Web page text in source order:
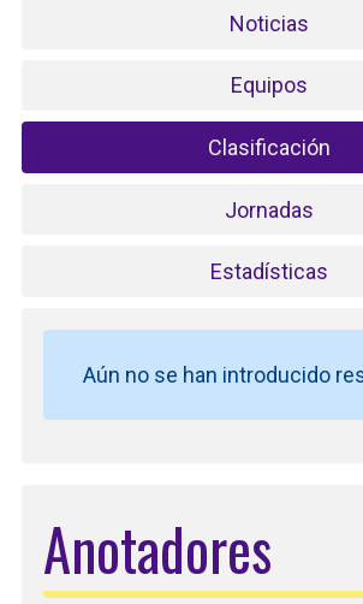
Noticias
Equipos
Clasificación
Jornadas
Estadísticas
Aún no se han introducido
Anotadores